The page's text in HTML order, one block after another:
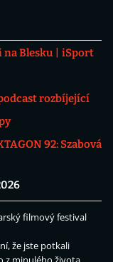
na Blesku
iSport
rozbíjející
92: Szabová
filmový festival
že jste potkali